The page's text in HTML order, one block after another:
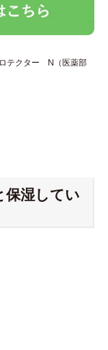
テクター N（医薬部
保湿してい